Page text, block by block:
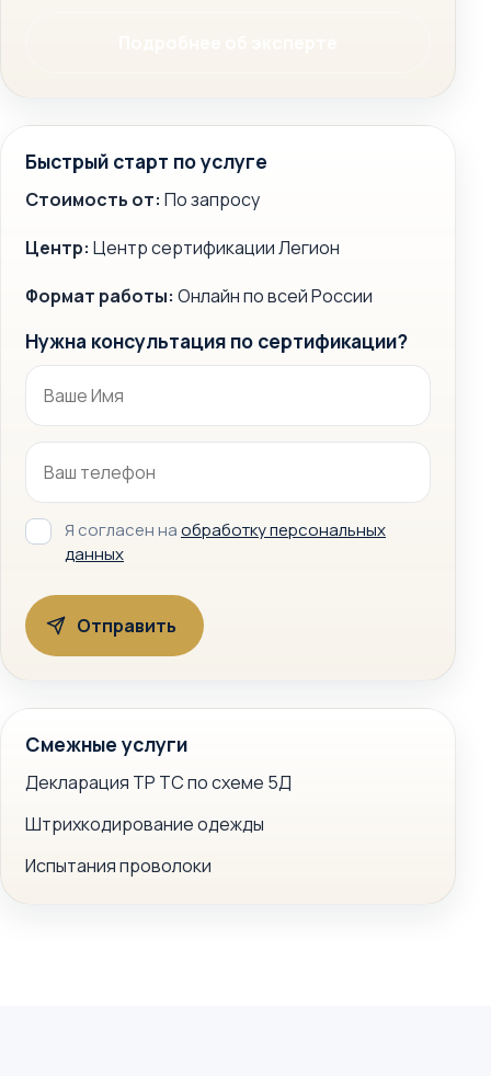
Быстрый старт по услуге
Стоимость от: По запросу
Центр: Центр сертификации Легион
Формат работы: Онлайн по всей России
Нужна консультация по сертификации?
Я согласен наобработку персональных
данных
Смежные услуги
Декларация ТР ТС по схеме 5Д
Штрихкодирование одежды
Испытания проволоки